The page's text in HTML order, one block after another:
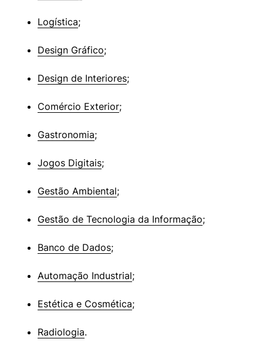
Logística;
Design Gráfico;
Design de Interiores;
Comércio Exterior;
Gastronomia;
Jogos Digitais;
Gestão Ambiental;
Gestão de Tecnologia da Informação;
Banco de Dados;
Automação Industrial;
Estética e Cosmética;
Radiologia.